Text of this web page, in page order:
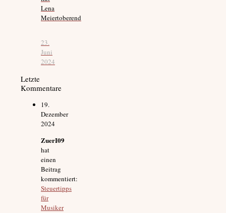
Lena
Meiertoberend
23.
Juni
2024
Letzte
Kommentare
19.
Dezember
2024
ZuerI09
hat
einen
Beitrag
kommentiert:
Steuertipps
für
Musiker